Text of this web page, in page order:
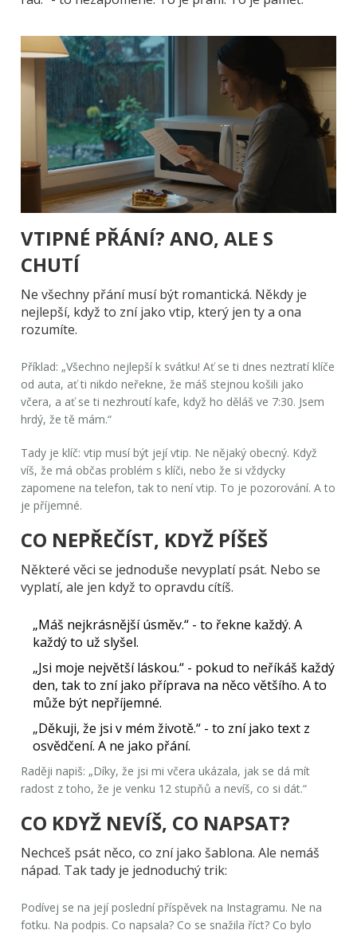
VTIPNÉ PŘÁNÍ? ANO, ALE S
CHUTÍ
Ne všechny přání musí být romantická. Někdy je
nejlepší, když to zní jako vtip, který jen ty a ona
rozumíte.
Příklad: „Všechno nejlepší k svátku! Ať se ti dnes neztratí klíče
od auta, ať ti nikdo neřekne, že máš stejnou košili jako
včera, a ať se ti nezhroutí kafe, když ho děláš ve 7:30. Jsem
hrdý, že tě mám.“
Tady je klíč: vtip musí být jejívtip. Ne nějaký obecný. Když
víš, že má občas problém s klíči, nebo že si vždycky
zapomene na telefon, tak to není vtip. To je pozorování. A to
je příjemné.
CO NEPŘEČÍST, KDYŽ PÍŠEŠ
Některé věci se jednoduše nevyplatí psát. Nebo se
vyplatí, ale jen když to opravdu cítíš.
„Máš nejkrásnější úsměv.“ - to řekne každý. A
každý to už slyšel.
„Jsi moje největší láskou.“ - pokud to neříkáš každý
den, tak to zní jako příprava na něco většího. A to
může být nepříjemné.
„Děkuji, že jsi v mém životě.“ - to zní jako text z
osvědčení. A ne jako přání.
Raději napiš: „Díky, že jsi mi včera ukázala, jak se dá mít
radost z toho, že je venku 12 stupňů a nevíš, co si dát.“
CO KDYŽ NEVÍŠ, CO NAPSAT?
Nechceš psát něco, co zní jako šablona. Ale nemáš
nápad. Tak tady je jednoduchý trik:
Podívej se na její poslední příspěvek na Instagramu. Ne na
fotku. Na podpis. Co napsala? Co se snažila říct? Co bylo